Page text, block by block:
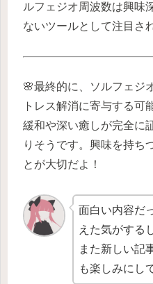
ルフェジオ周波数は興味
ないツールとして注目さ
🌸最終的に、ソルフェジ
トレス解消に寄与する可
緩和や深い癒しが完全に
りそうです。興味を持ち
とが大切だよ！
面白い内容だ
えた気がする
また新しい記
も楽しみにし